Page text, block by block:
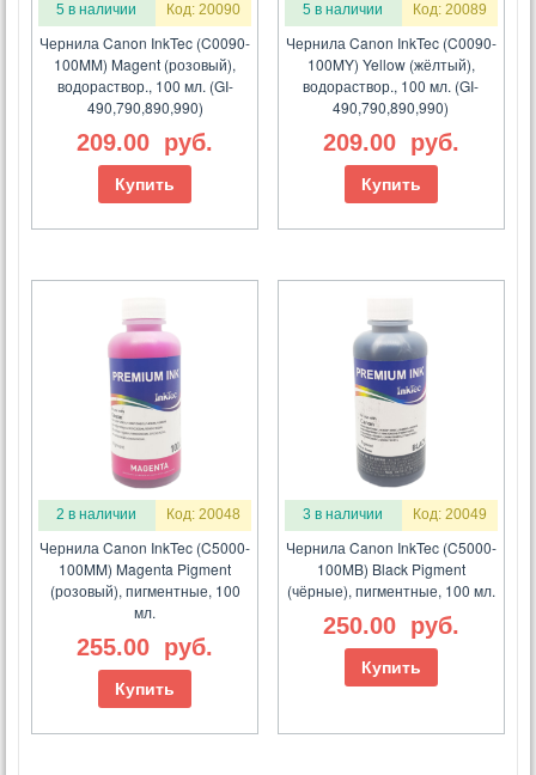
5 в наличии Код: 20090
Чернила Canon InkTec (C0090-
100MM) Magent (розовый),
водораствор., 100 мл. (GI-
490,790,890,990)
209.00 руб.
Купить
5 в наличии Код: 20089
Чернила Canon InkTec (C0090-
100MY) Yellow (жёлтый),
водораствор., 100 мл. (GI-
490,790,890,990)
209.00 руб.
Купить
2 в наличии Код: 20048
Чернила Canon InkTec (C5000-
100MM) Magenta Pigment
(розовый), пигментные, 100
мл.
255.00 руб.
Купить
3 в наличии Код: 20049
Чернила Canon InkTec (C5000-
100MB) Black Pigment
(чёрные), пигментные, 100 мл.
250.00 руб.
Купить